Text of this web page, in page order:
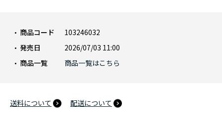
商品コード
103246032
発売日
2026/07/03 11:00
商品一覧
商品一覧はこちら
送料について 配送について